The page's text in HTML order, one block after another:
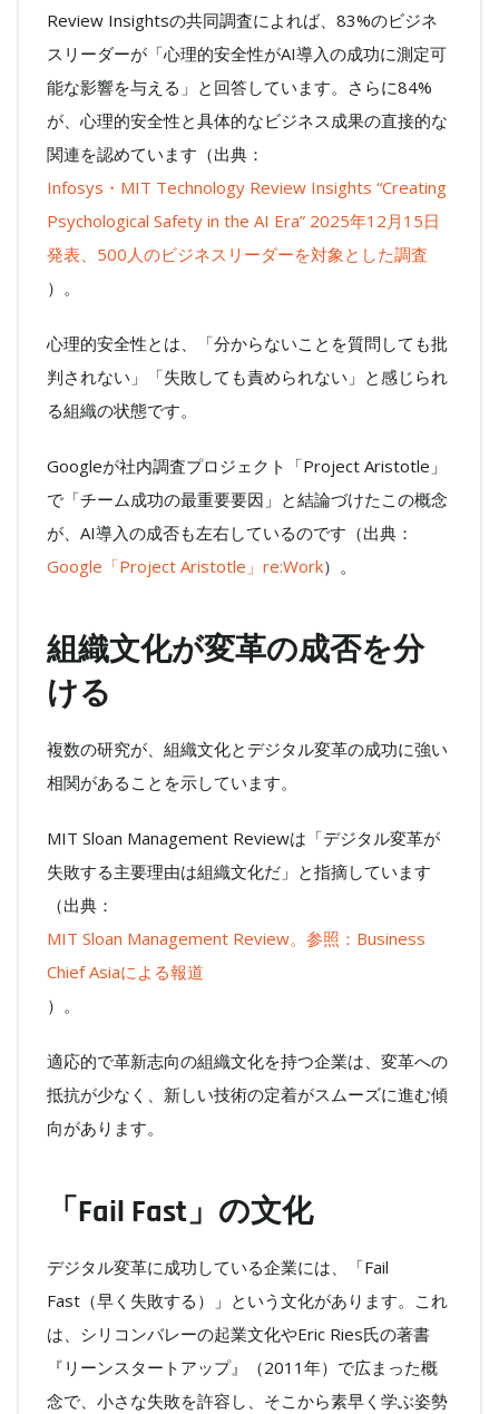
Review Insightsの共同調査によれば、83%のビジネ
スリーダーが「心理的安全性がAI導入の成功に測定可
能な影響を与える」と回答しています。さらに84%
が、心理的安全性と具体的なビジネス成果の直接的な
関連を認めています（出典：
Infosys・MIT Technology Review Insights “Creating
Psychological Safety in the AI Era” 2025年12月15日
発表、500人のビジネスリーダーを対象とした調査
）。
心理的安全性とは、「分からないことを質問しても批
判されない」「失敗しても責められない」と感じられ
る組織の状態です。
Googleが社内調査プロジェクト「Project Aristotle」
で「チーム成功の最重要要因」と結論づけたこの概念
が、AI導入の成否も左右しているのです（出典：
Google「Project Aristotle」re:Work）。
組織文化が変革の成否を分
ける
複数の研究が、組織文化とデジタル変革の成功に強い
相関があることを示しています。
MIT Sloan Management Reviewは「デジタル変革が
失敗する主要理由は組織文化だ」と指摘しています
（出典：
MIT Sloan Management Review。参照：Business
Chief Asiaによる報道
）。
適応的で革新志向の組織文化を持つ企業は、変革への
抵抗が少なく、新しい技術の定着がスムーズに進む傾
向があります。
「Fail Fast」の文化
デジタル変革に成功している企業には、「Fail
Fast（早く失敗する）」という文化があります。これ
は、シリコンバレーの起業文化やEric Ries氏の著書
『リーンスタートアップ』（2011年）で広まった概
念で、小さな失敗を許容し、そこから素早く学ぶ姿勢